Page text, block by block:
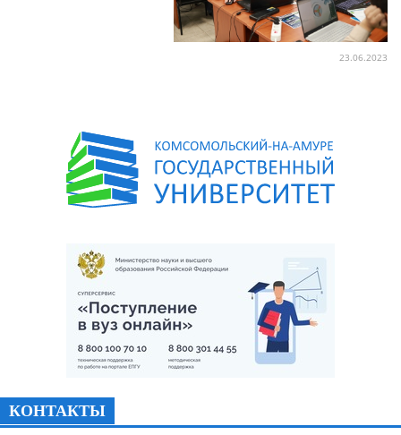
23.06.2023
КОНТАКТЫ